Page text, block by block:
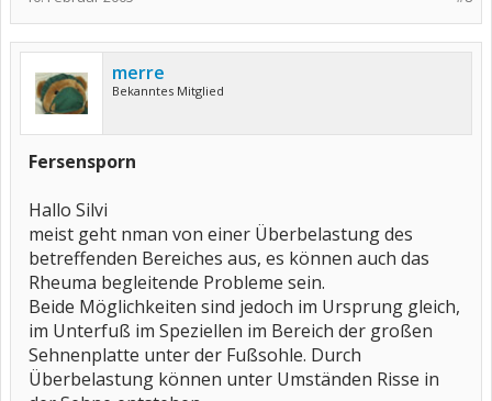
merre
Bekanntes Mitglied
Fersensporn
Hallo Silvi
meist geht nman von einer Überbelastung des
betreffenden Bereiches aus, es können auch das
Rheuma begleitende Probleme sein.
Beide Möglichkeiten sind jedoch im Ursprung gleich,
im Unterfuß im Speziellen im Bereich der großen
Sehnenplatte unter der Fußsohle. Durch
Überbelastung können unter Umständen Risse in